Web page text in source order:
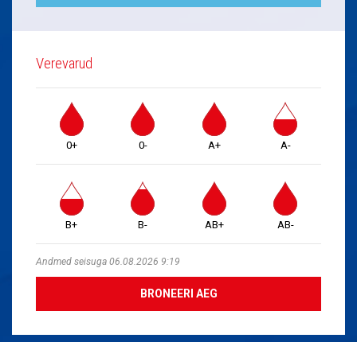
Verevarud
0+ 0- A+ A-
B+ B- AB+ AB-
Andmed seisuga 06.08.2026 9:19
BRONEERI AEG